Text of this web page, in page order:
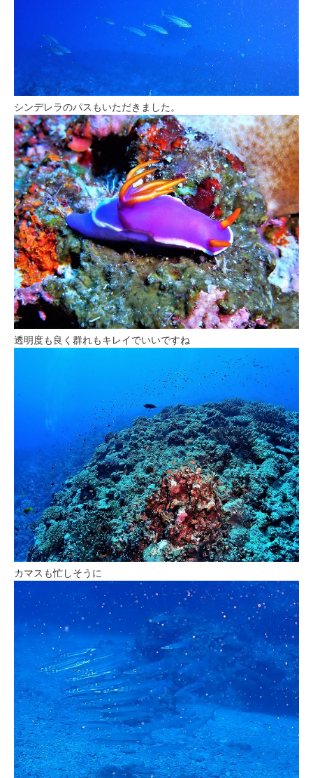
シンデレラのパスもいただきました。
透明度も良く群れもキレイでいいですね
カマスも忙しそうに